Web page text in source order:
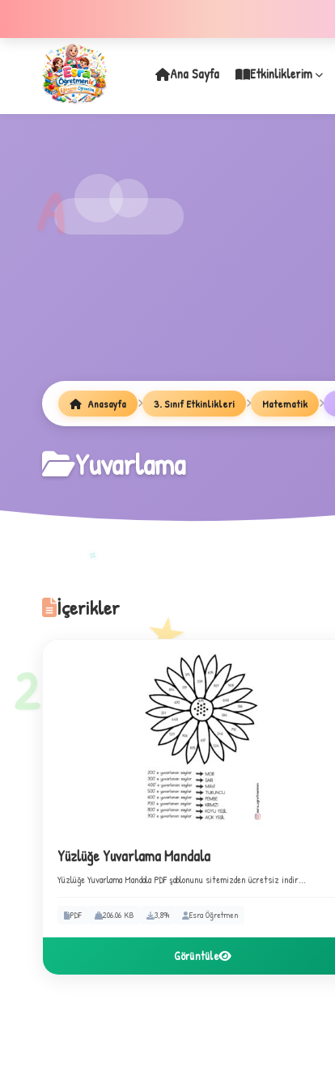
✧
✦
Ana Sayfa Etkinliklerim
Anasayfa 3. Sınıf Etkinlikleri Matematik
Yuvarlama
İçerikler
Yüzlüğe Yuvarlama Mandala
Yüzlüğe Yuvarlama Mandala PDF şablonunu sitemizden ücretsiz indir...
PDF 206.06 KB 3,894 Esra Öğretmen
Görüntüle
A
C
2
★